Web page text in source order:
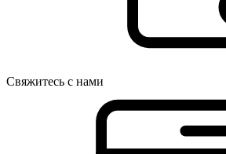
Свяжитесь с нами